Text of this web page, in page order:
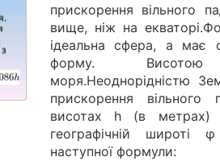
прискорення вільного
вище, ніж на
ідеальна сфера, а має
форму.
моря.Неоднорідністю
прискорення вільного
висотах h (в
географічній
наступної формули: